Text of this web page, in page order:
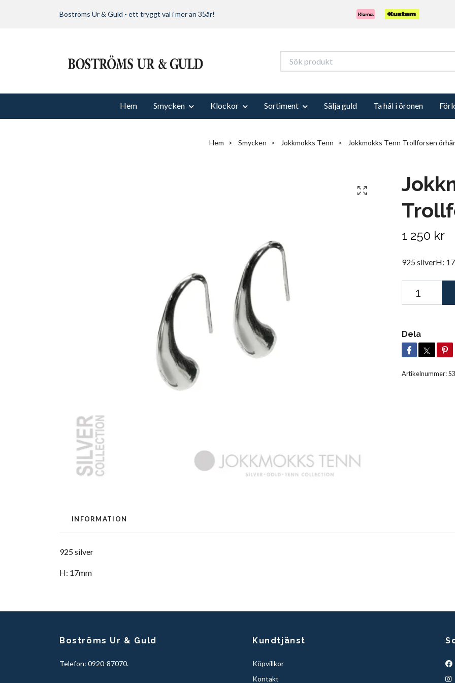
Boströms Ur & Guld - ett tryggt val i mer än 35år!
Hem Smycken Klockor Sortiment Sälja guld Ta hål i öronen
Hem Smycken Jokkmokks Tenn Jokkmokks Tenn Trollforsen
1 250 kr
925 silverH:
Dela
Artikelnummer:
INFORMATION
925 silver
H: 17mm
Boströms Ur & Guld
Telefon: 0920-87070.
Kundtjänst
Köpvillkor
Kontakt